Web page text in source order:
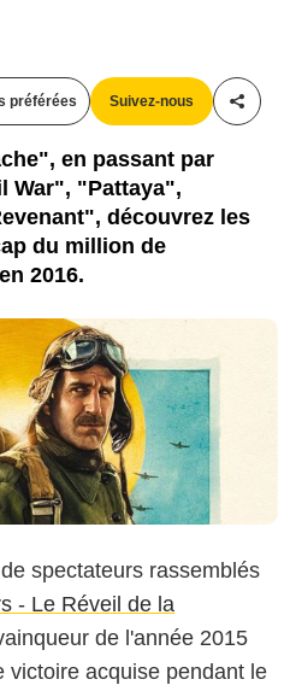
préférées Suivez-nous
en passant par
War", "Pattaya",
découvrez les
du million de
2016.
spectateurs rassemblés
- Le Réveil de la
de l'année 2015
victoire acquise pendant le